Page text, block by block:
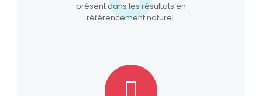
présent dans les résultats en
référencement naturel.